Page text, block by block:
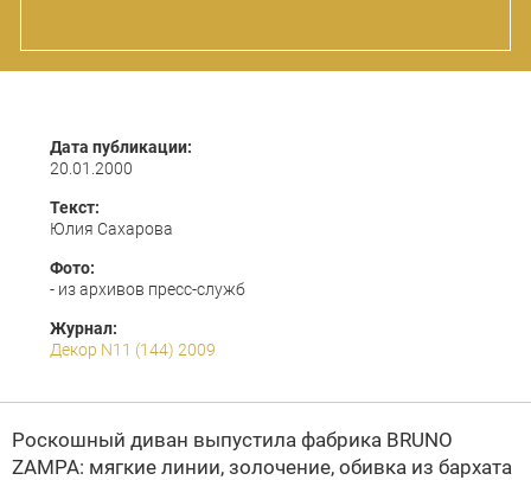
Дата публикации:
20.01.2000
Текст:
Юлия Сахарова
Фото:
- из архивов пресс-служб
Журнал:
Декор N11 (144) 2009
Роскошный диван выпустила фабрика BRUNO
ZAMPA: мягкие линии, золочение, обивка из бархата